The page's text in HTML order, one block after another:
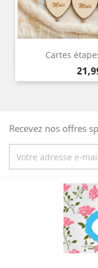
Cartes
Prix
Recevez nos offres